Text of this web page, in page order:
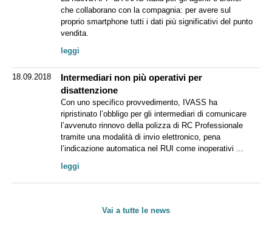
che collaborano con la compagnia: per avere sul
proprio smartphone tutti i dati più significativi del punto
vendita.
leggi
18.09.2018
Intermediari non più operativi per
disattenzione
Con uno specifico provvedimento, IVASS ha
ripristinato l’obbligo per gli intermediari di comunicare
l’avvenuto rinnovo della polizza di RC Professionale
tramite una modalità di invio elettronico, pena
l’indicazione automatica nel RUI come inoperativi ...
leggi
Vai a tutte le news